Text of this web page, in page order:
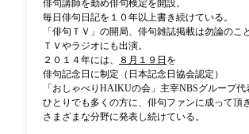
俳句講師を勤め俳句検定を開設。
毎日俳句日記を１０年以上書き続けている。
「俳句ＴＶ」の開局、俳句雑誌掲載は勿論のこ
ＴＶやラジオにも出演。
２０１４年には、
８月１９日 を
俳句記念日に制定（日本記念日協会認定）
「おしゃべり HAIKUの会」主宰NBSグループ代
ひとりでも多くの方に、 俳句ファンに成って頂
さまざまな分野に発表し続けている。